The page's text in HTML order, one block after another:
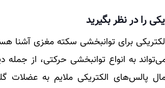
برای توانبخشی سکته مغزی آشنا
به انواع توانبخشی حرکتی، از
پالس‌های الکتریکی ملایم به عضلات